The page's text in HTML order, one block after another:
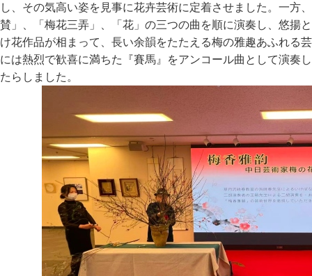
し、その気高い姿を見事に花卉芸術に定着させました。一方
賛」、「梅花三弄」、「花」の三つの曲を順に演奏し、悠揚
け花作品が相まって、長い余韻をたたえる梅の雅趣あふれる
には熱烈で歓喜に満ちた『賽馬』をアンコール曲として演奏
たらしました。